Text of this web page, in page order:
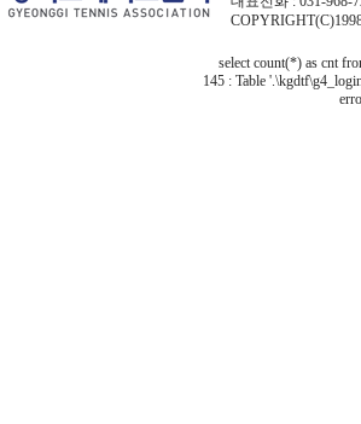
select count(*) as cnt
145 : Table